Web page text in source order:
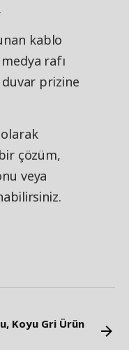
kablo
rafı
prizine
çözüm,
veya
Koyu Gri Ürün